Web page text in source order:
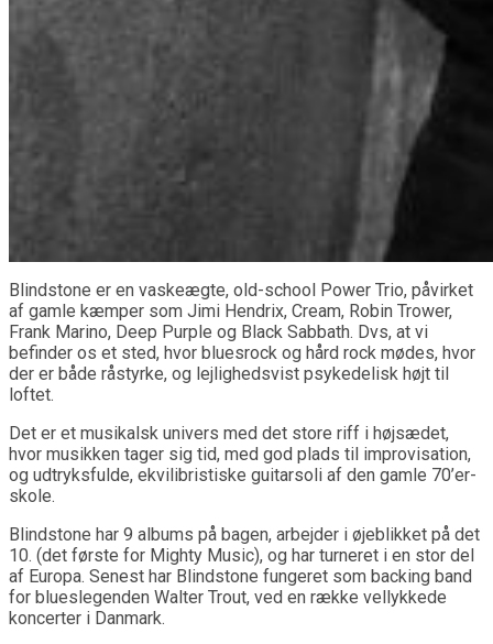
Blindstone er en vaskeægte, old-school Power Trio, påvirket
af gamle kæmper som Jimi Hendrix, Cream, Robin Trower,
Frank Marino, Deep Purple og Black Sabbath. Dvs, at vi
befinder os et sted, hvor bluesrock og hård rock mødes, hvor
der er både råstyrke, og lejlighedsvist psykedelisk højt til
loftet.
Det er et musikalsk univers med det store riff i højsædet,
hvor musikken tager sig tid, med god plads til improvisation,
og udtryksfulde, ekvilibristiske guitarsoli af den gamle 70’er-
skole.
Blindstone har 9 albums på bagen, arbejder i øjeblikket på det
10. (det første for Mighty Music), og har turneret i en stor del
af Europa. Senest har Blindstone fungeret som backing band
for blueslegenden Walter Trout, ved en række vellykkede
koncerter i Danmark.